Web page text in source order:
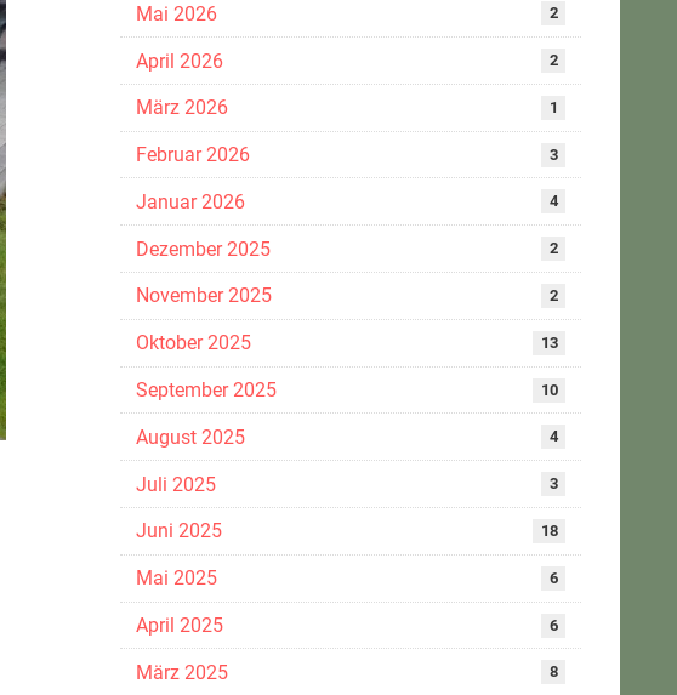
Mai 2026 2
April 2026 2
März 2026 1
Februar 2026 3
Januar 2026 4
Dezember 2025 2
November 2025 2
Oktober 2025 13
September 2025 10
August 2025 4
Juli 2025 3
Juni 2025 18
Mai 2025 6
April 2025 6
März 2025 8